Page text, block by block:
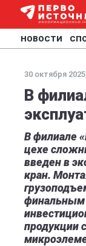
НОВОСТИ
30 октября
В
В филиале
цехе
введен в
кран.
финальным
продукции